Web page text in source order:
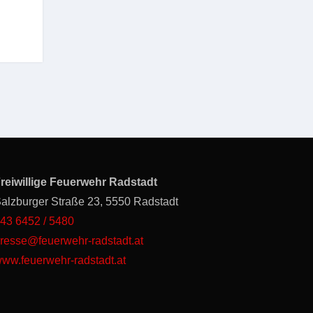
Feuerwehr Radstadt
Straße 23, 5550 Radstadt
6452 / 5480
radstadt.at
radstadt.at